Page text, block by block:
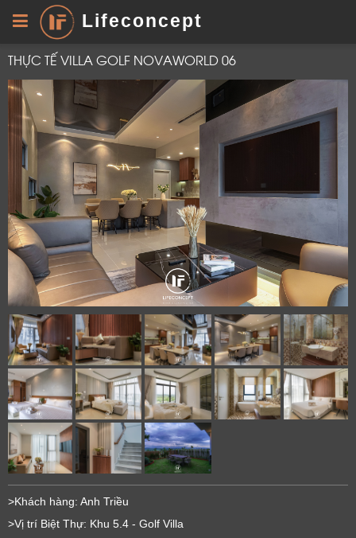
Lifeconcept
THỰC TẾ VILLA GOLF NOVAWORLD 06
>Khách hàng: Anh Triều
>Vị trí Biệt Thự: Khu 5.4 - Golf Villa